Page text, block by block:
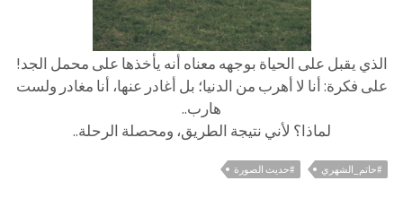
الذي يقبل على الحياة بوجهه معناه أنه يأخذها على محمل الجد!
على فكرة: أنا لا أهرب من الدنيا؛ بل أغادر عنها، أنا مغادر ولست
هارب..
لماذا؟ لأني نتيجة الطريق، ومحصلة الرحلة..
#حاتم_الشهري #حديث الصورة